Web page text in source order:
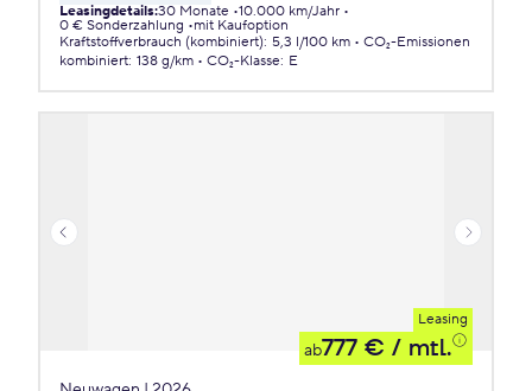
Leasingdetails:30 Monate 10.000 km/Jahr
0 € Sonderzahlung
mit Kaufoption
Kraftstoffverbrauch (kombiniert): 5,3 l/100 km
CO₂-Emissionen
kombiniert: 138 g/km CO₂-Klasse: E
Leasing
ab777 € / mtl.